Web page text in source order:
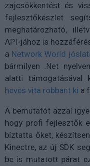
zajcsökkentést és
fejlesztőkészlet
meghatározható,
API-jához is
a Network World
bármilyen .Net
alatti támogatásával
heves vita robbant ki a
A bemutatót azzal
hogy profi fejlesztők
bíztatta őket,
Kinectre, az új SDK
be is mutatott párat